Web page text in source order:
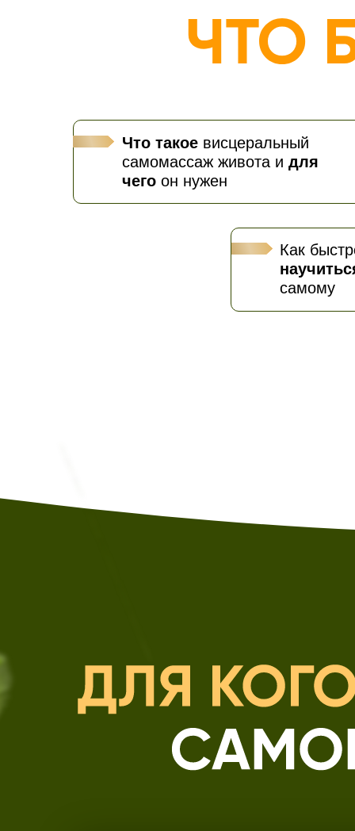
Что такое висцеральный
самомассаж живота и для
чего он нужен
Как
самому